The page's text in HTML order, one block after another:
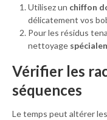
Utilisez un chiffon
délicatement vos
Pour les résidus
nettoyage
Vérifier les
séquences
Le temps peut altérer